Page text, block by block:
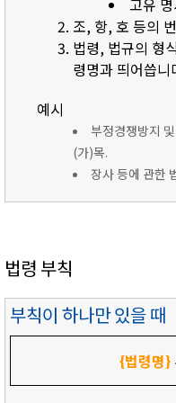
고유
조, 항, 호 등의
법령, 법규의 형
령명과 띄어씁니
예시
부정경쟁방지
(가)목.
장사 등에 관한
법령 부칙
부칙이 하나만 있을 때
{법령명}